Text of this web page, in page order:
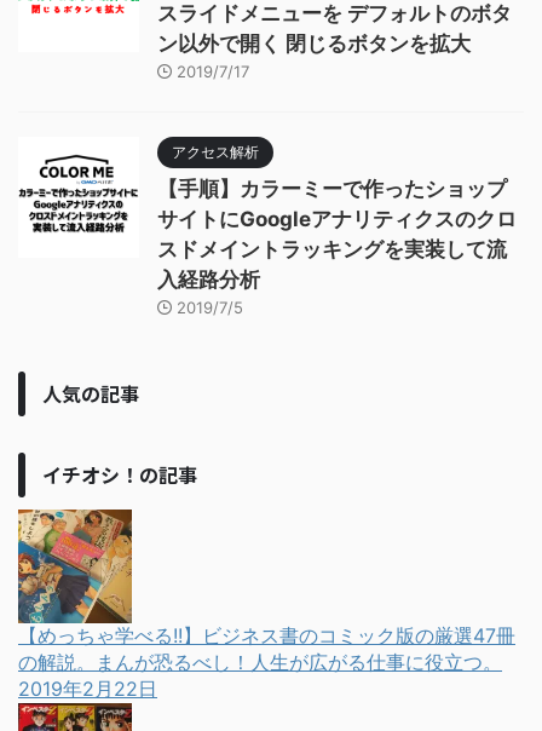
スライドメニューを デフォルトのボタ
ン以外で開く 閉じるボタンを拡大
2019/7/17
アクセス解析
【手順】カラーミーで作ったショップ
サイトにGoogleアナリティクスのクロ
スドメイントラッキングを実装して流
入経路分析
2019/7/5
人気の記事
イチオシ！の記事
【めっちゃ学べる!!】ビジネス書のコミック版の厳選47冊
の解説。まんが恐るべし！人生が広がる仕事に役立つ。
2019年2月22日